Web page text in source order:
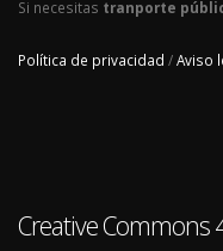
Si necesitas tranporte
Política de privacidad /Aviso
Creative Commons